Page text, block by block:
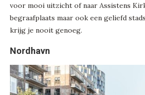
voor mooi uitzicht of naar Assistens
begraafplaats maar ook een geliefd
krijg je nooit genoeg.
Nordhavn